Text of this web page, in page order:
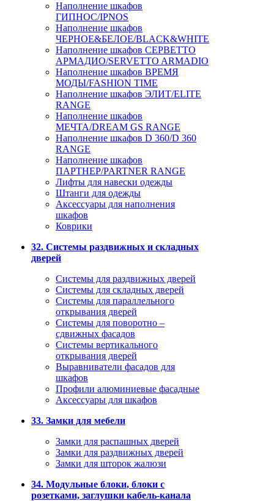
Наполнение шкафов
ГИПНОС/IPNOS
Наполнение шкафов
ЧЕРНОЕ&БЕЛОЕ/BLACK&WHITE
Наполнение шкафов СЕРВЕТТО
АРМАДИО/SERVETTO ARMADIO
Наполнение шкафов ВРЕМЯ
МОДЫ/FASHION TIME
Наполнение шкафов ЭЛИТ/ELITE
RANGE
Наполнение шкафов
МЕЧТА/DREAM GS RANGE
Наполнение шкафов D 360/D 360
RANGE
Наполнение шкафов
ПАРТНЕР/PARTNER RANGE
Лифты для навески одежды
Штанги для одежды
Аксессуары для наполнения
шкафов
Коврики
32. Системы раздвижных и складных
дверей
Системы для раздвижных дверей
Системы для складных дверей
Системы для параллельного
открывания дверей
Системы для поворотно –
сдвижных фасадов
Системы вертикального
открывания дверей
Выравниватели фасадов для
шкафов
Профили алюминиевые фасадные
Аксессуары для шкафов
33. Замки для мебели
Замки для распашных дверей
Замки для раздвижных дверей
Замки для шторок жалюзи
34. Модульные блоки, блоки с
розетками, заглушки кабель-канала